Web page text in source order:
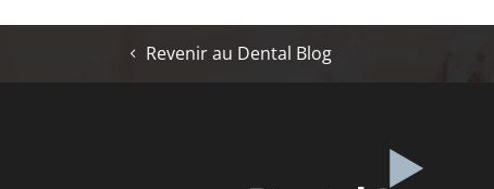
Revenir au Dental Blog